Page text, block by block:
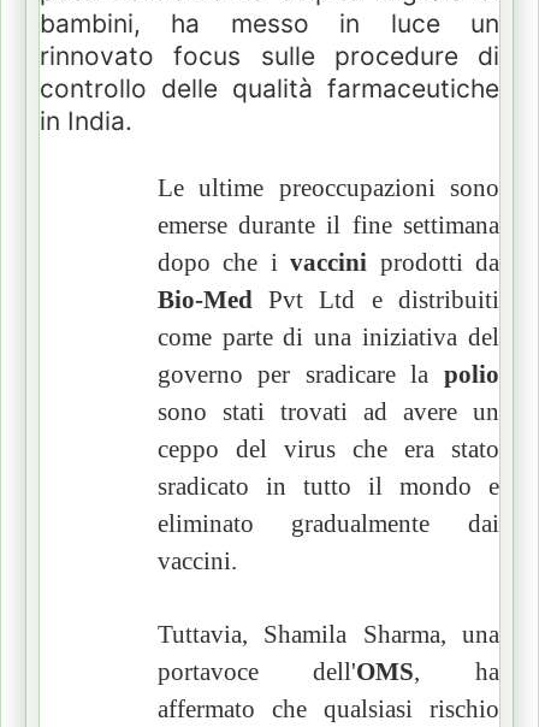
bambini, ha messo in luce un
rinnovato focus sulle procedure di
controllo delle qualità farmaceutiche
in India.
Le ultime preoccupazioni sono
emerse durante il fine settimana
dopo che ivaccini prodotti da
Bio-Med Pvt Ltd e distribuiti
come parte di una iniziativa del
governo per sradicare la polio
sono stati trovati ad avere un
ceppo del virus che era stato
sradicato in tutto il mondo e
eliminato gradualmente dai
vaccini.
Tuttavia, Shamila Sharma, una
portavoce dell'OMS, ha
affermato che qualsiasi rischio